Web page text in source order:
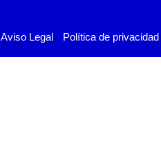
Aviso Legal Política de privacidad